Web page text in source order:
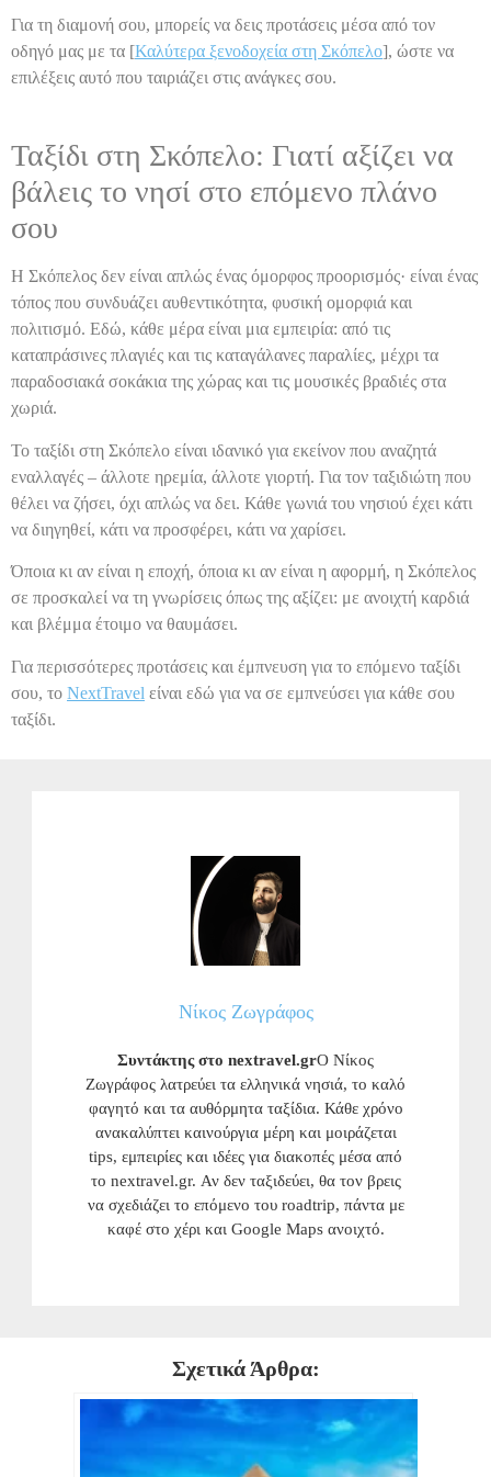
Για τη διαμονή σου, μπορείς να δεις προτάσεις μέσα από τον
οδηγό μας με τα [Καλύτερα ξενοδοχεία στη Σκόπελο], ώστε να
επιλέξεις αυτό που ταιριάζει στις ανάγκες σου.
Ταξίδι στη Σκόπελο: Γιατί αξίζει να
βάλεις το νησί στο επόμενο πλάνο
σου
Η Σκόπελος δεν είναι απλώς ένας όμορφος προορισμός· είναι ένας
τόπος που συνδυάζει αυθεντικότητα, φυσική ομορφιά και
πολιτισμό. Εδώ, κάθε μέρα είναι μια εμπειρία: από τις
καταπράσινες πλαγιές και τις καταγάλανες παραλίες, μέχρι τα
παραδοσιακά σοκάκια της χώρας και τις μουσικές βραδιές στα
χωριά.
Το ταξίδι στη Σκόπελο είναι ιδανικό για εκείνον που αναζητά
εναλλαγές – άλλοτε ηρεμία, άλλοτε γιορτή. Για τον ταξιδιώτη που
θέλει να ζήσει, όχι απλώς να δει. Κάθε γωνιά του νησιού έχει κάτι
να διηγηθεί, κάτι να προσφέρει, κάτι να χαρίσει.
Όποια κι αν είναι η εποχή, όποια κι αν είναι η αφορμή, η Σκόπελος
σε προσκαλεί να τη γνωρίσεις όπως της αξίζει: με ανοιχτή καρδιά
και βλέμμα έτοιμο να θαυμάσει.
Για περισσότερες προτάσεις και έμπνευση για το επόμενο ταξίδι
σου, το NextTravel είναι εδώ για να σε εμπνεύσει για κάθε σου
ταξίδι.
Νίκος Ζωγράφος
Συντάκτης στο nextravel.grΟ Νίκος
Ζωγράφος λατρεύει τα ελληνικά νησιά, το καλό
φαγητό και τα αυθόρμητα ταξίδια. Κάθε χρόνο
ανακαλύπτει καινούργια μέρη και μοιράζεται
tips, εμπειρίες και ιδέες για διακοπές μέσα από
το nextravel.gr. Αν δεν ταξιδεύει, θα τον βρεις
να σχεδιάζει το επόμενο του roadtrip, πάντα με
καφέ στο χέρι και Google Maps ανοιχτό.
Σχετικά Άρθρα: